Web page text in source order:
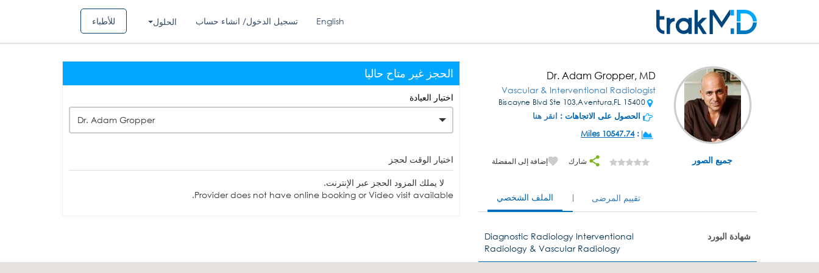
للأطباء الحلول تسجيل الدخول/ انشاء حساب English
جميع الصور
Dr. Adam Gropper, MD
Vascular & Interventional Radiologist
15400 Biscayne Blvd Ste 103,Aventura,FL
الحصول على الاتجاهات : انقر هنا
:
10547.74 Miles
شارك إضافة إلى المفضلة
الملف الشخصي تقييم المرضى
شهادة البورد
Diagnostic Radiology Interventional
Radiology & Vascular Radiology
الحجز غير متاح حاليا
اختيار العيادة
Dr. Adam Gropper
اختيار الوقت لحجز
لا يملك المزود الحجز عبر الإنترنت.
Provider does not have online booking or Video visit available.